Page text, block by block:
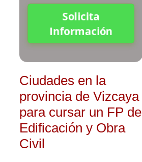
Solicita
Información
Ciudades en la
provincia de Vizcaya
para cursar un FP de
Edificación y Obra
Civil